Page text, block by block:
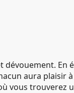
aura plaisir
vous trouverez